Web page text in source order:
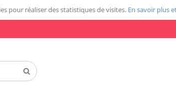
pour réaliser des statistiques de visites. En savoir plus